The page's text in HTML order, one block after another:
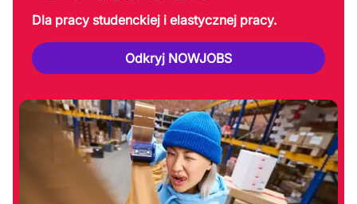
Dla pracy studenckiej i elastycznej pracy.
Odkryj NOWJOBS